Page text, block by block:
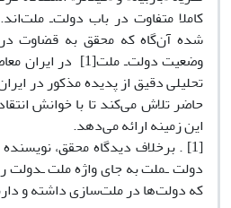
کاملا متفاوت در باب دولت‌ـ
شده آن‌گاه که محقق به قضاوت
وضعیت دولت‌ـ ملت[1]
تحلیلى دقیق از پدیده مذکور در
حاضر تلاش مى‌کند تا با خوانش
این زمینه ارائه مى‌دهد.
[1] . برخلاف دیدگاه محقق،
دولت ـملت به جاى واژه ملت ـدولت
که دولت‌ها در ملت‌سازى داشته و